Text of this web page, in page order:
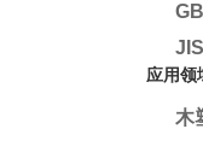
应用领
木